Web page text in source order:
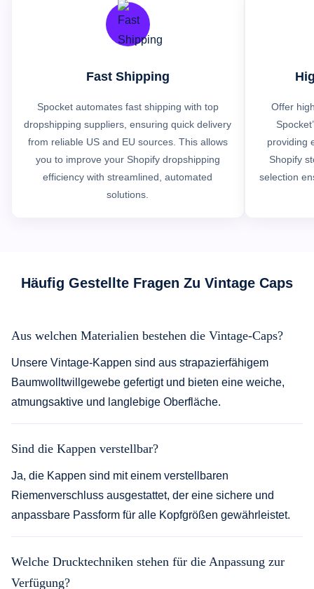
Fast Shipping
Spocket automates fast shipping with top
dropshipping suppliers, ensuring quick delivery
from reliable US and EU sources. This allows
you to improve your Shopify dropshipping
efficiency with streamlined, automated
solutions.
Offer
providing
Shopify
selection
Häufig Gestellte Fragen Zu Vintage Caps
Aus welchen Materialien bestehen die Vintage-Caps?
Unsere Vintage-Kappen sind aus strapazierfähigem
Baumwolltwillgewebe gefertigt und bieten eine weiche,
atmungsaktive und langlebige Oberfläche.
Sind die Kappen verstellbar?
Ja, die Kappen sind mit einem verstellbaren
Riemenverschluss ausgestattet, der eine sichere und
anpassbare Passform für alle Kopfgrößen gewährleistet.
Welche Drucktechniken stehen für die Anpassung zur
Verfügung?